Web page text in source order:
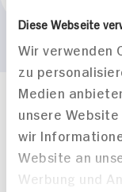
Diese Webseite
Wir verwenden
zu
Medien
unsere
wir
Website an
Werbung und
Häufig gestellte
Mehr
kontakt
hit.de
Wir beantworten
(0228) 42967 0